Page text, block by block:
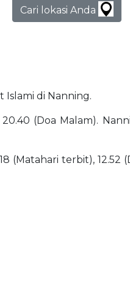
Cari lokasi Anda
Islami di Nanning.
(Doa Malam).
terbit), 12.52